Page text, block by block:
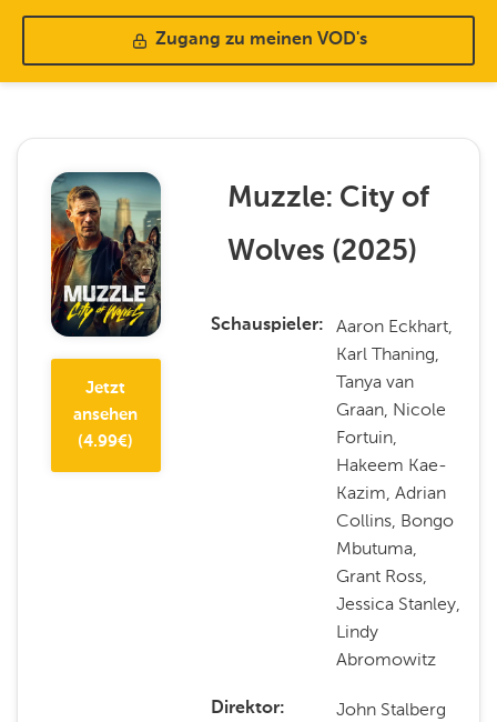
Zugang zu meinen VOD's
Jetzt
ansehen
(4.99€)
Muzzle: City of
Wolves (2025)
Schauspieler
Aaron Eckhart,
Karl Thaning,
Tanya van
Graan, Nicole
Fortuin,
Hakeem Kae-
Kazim, Adrian
Collins, Bongo
Mbutuma,
Grant Ross,
Jessica Stanley,
Lindy
Abromowitz
Direktor
John Stalberg